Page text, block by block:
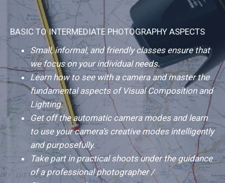
BASIC TO INTERMEDIATE PHOTOGRAPHY ASPECTS
Small, informal, and friendly classes ensure that
we focus on your individual needs.
Learn how to see with a camera and master the
fundamental aspects of Visual Composition and
Lighting.
Get off the automatic camera modes and learn
to use your camera’s creative modes intelligently
and purposefully.
Take part in practical shoots under the guidance
of a professional photographer /